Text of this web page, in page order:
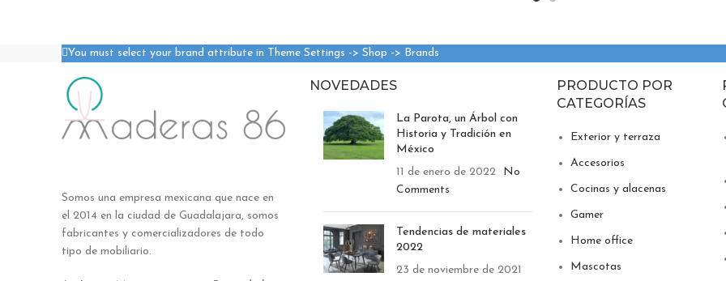
You must select your brand attribute in Theme Settings -> Shop -> Brands
Somos una empresa mexicana que nace en
el 2014 en la ciudad de Guadalajara, somos
fabricantes y comercializadores de todo
tipo de mobiliario.
NOVEDADES
La Parota, un Árbol con
Historia y Tradición en
México
11 de enero de 2022
No
Comments
Tendencias de materiales
2022
23 de noviembre de 2021
PRODUCTO POR
CATEGORÍAS
Exterior y terraza
Accesorios
Cocinas y alacenas
Gamer
Home office
Mascotas